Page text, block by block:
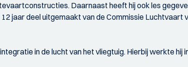
Daarnaast heeft hij ook les
jaar deel uitgemaakt van de Commissie Luchtvaart
in de lucht van het vliegtuig. Hierbij werkte hij